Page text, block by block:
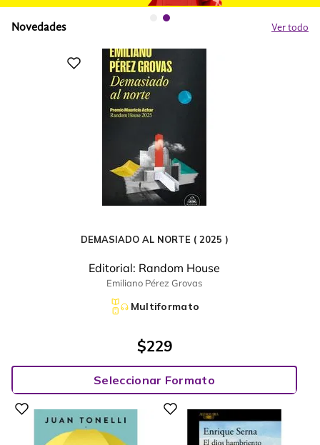
Novedades Ver todo
DEMASIADO AL NORTE ( 2025 )
Editorial: Random House
Emiliano Pérez Grovas
Multiformato
$229
Seleccionar Formato